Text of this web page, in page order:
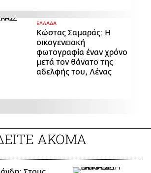
ΕΛΛΑΔΑ
Κώστας Σαμαράς: Η
οικογενειακή
φωτογραφία έναν χρόνο
μετά τον θάνατο της
αδελφής του, Λένας
ΑΚΟΜΑ